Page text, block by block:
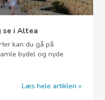
se i Altea
kan du gå på
bydel og nyde
Læs hele artiklen